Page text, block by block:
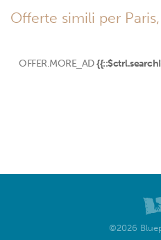
Offerte simili per Paris,
OFFER.MORE_AD
©2026